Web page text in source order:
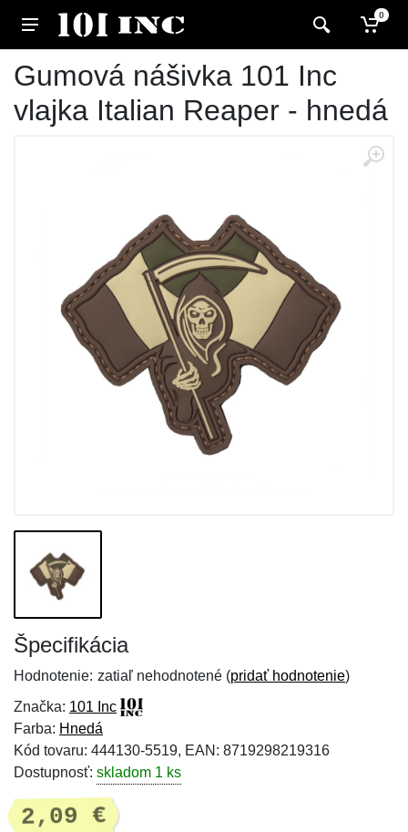
0
Gumová nášivka 101 Inc
vlajka Italian Reaper - hnedá
Špecifikácia
Hodnotenie: zatiaľ nehodnotené (pridať hodnotenie)
Značka: 101 Inc
Farba: Hnedá
Kód tovaru: 444130-5519, EAN: 8719298219316
Dostupnosť: skladom 1 ks
2,09 €